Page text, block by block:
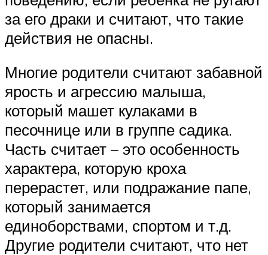
за его драки и считают, что такие
действия не опасны.
Многие родители считают забавной
ярость и агрессию малыша,
который машет кулаками в
песочнице или в группе садика.
Часть считает – это особенность
характера, которую кроха
перерастет, или подражание папе,
который занимается
единоборствами, спортом и т.д.
Другие родители считают, что нет